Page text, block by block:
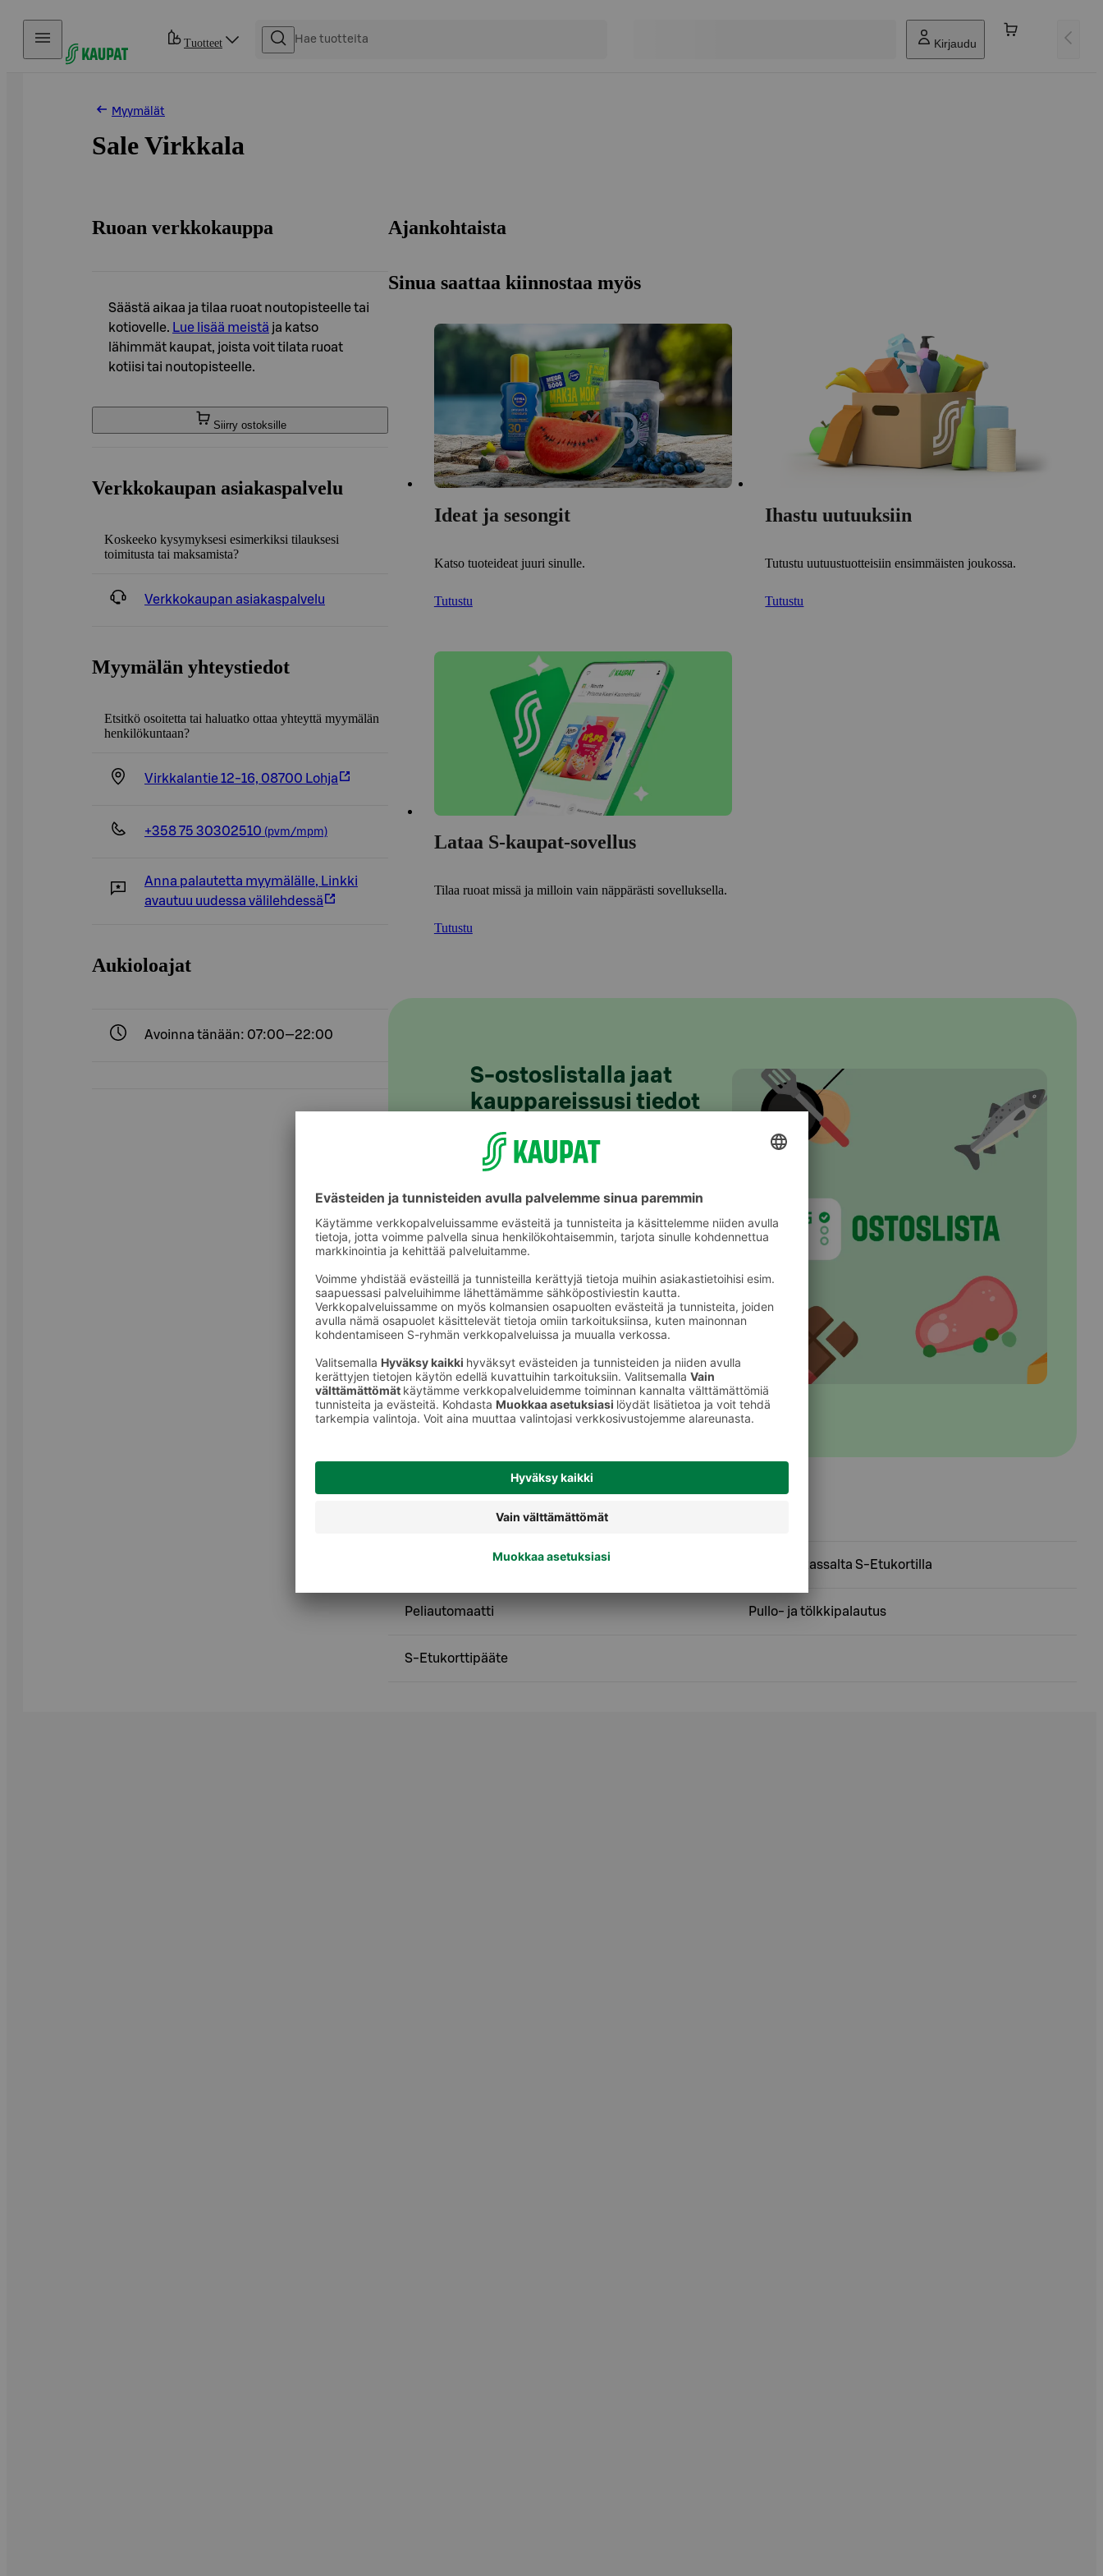
Hyppää sisältöön
Tuotteet Kirjaudu
Myymälät
Sale Virkkala
Ruoan verkkokauppa
Säästä aikaa ja tilaa ruoat noutopisteelle tai
kotiovelle. Lue lisää meistä ja katso
lähimmät kaupat, joista voit tilata ruoat
kotiisi tai noutopisteelle.
Siirry ostoksille
Verkkokaupan asiakaspalvelu
Koskeeko kysymyksesi esimerkiksi tilauksesi
toimitusta tai maksamista?
Verkkokaupan asiakaspalvelu
Myymälän yhteystiedot
Etsitkö osoitetta tai haluatko ottaa yhteyttä myymälän
henkilökuntaan?
Virkkalantie 12-16, 08700 Lohja
+358 75 30302510 (pvm/mpm)
Anna palautetta myymälälle, Linkki
avautuu uudessa välilehdessä
Aukioloajat
Avoinna tänään: 07:00—22:00
Ajankohtaista
Sinua saattaa kiinnostaa myös
Ideat ja sesongit
Katso tuoteideat juuri sinulle.
Tutustu
Ihastu uutuuksiin
Tutustu uutuustuotteisiin ensimmäisten joukossa.
Tutustu
Lataa S-kaupat-sovellus
Tilaa ruoat missä ja milloin vain näppärästi sovelluksella.
Tutustu
S-ostoslistalla jaat
kauppareissusi tiedot
helposti koko
perheelle
S-ostoslista-sovelluksesta löydät nyt
kaikki S-ryhmän myymälät, niiden
valikoimat ja tuotteiden hinnat. Voit
rakentaa ostoslistan kätevästi
sovelluksessa ja jakaa sen
perheenjäsenille täydennettäväksi.
S-kaupat-ruokaverkkokaupassa voit
kotiin tai noutopisteelle.
Lataa S-ostoslista-sovellus
Palvelut
Kahviautomaatti Käteistä kassalta S-Etukortilla
Peliautomaatti Pullo- ja tölkkipalautus
S-Etukorttipääte